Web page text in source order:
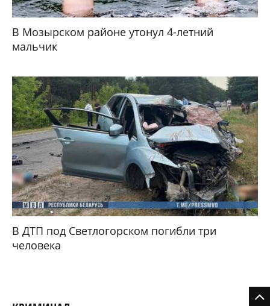
В Мозырском районе утонул 4-летний
мальчик
В ДТП под Светлогорском погибли три
человека